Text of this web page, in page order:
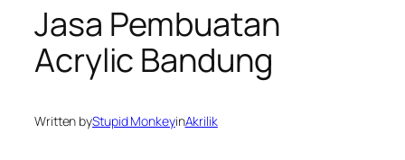
Jasa Pembuatan
Acrylic Bandung
Written byStupid MonkeyinAkrilik